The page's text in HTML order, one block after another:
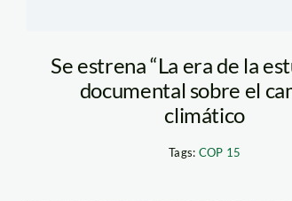
Se estrena “La era de la
documental sobre el
climático
Tags: COP 15